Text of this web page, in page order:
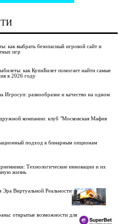
как выбрать безопасный игровой сайт и
игр
как КупиБилет помогает найти самые
в 2026 году
Игросуп: разнообразие и качество на одном
компании: клуб "Московская Мафия
подход к бинарным опционам
Технологические инновации и их
жизнь
Эра Виртуальной Реальности
открытые возможности для